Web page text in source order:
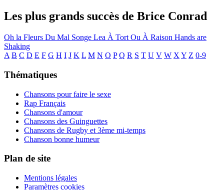
Les plus grands succès de Brice Conrad
Oh la Fleurs Du Mal Songe Lea À Tort Ou À Raison Hands are
Shaking
A B C D E F G H I J K L M N O P Q R S T U V W X Y Z 0-9
Thématiques
Chansons pour faire le sexe
Rap Français
Chansons d'amour
Chansons des Guinguettes
Chansons de Rugby et 3ème mi-temps
Chanson bonne humeur
Plan de site
Mentions légales
Paramètres cookies